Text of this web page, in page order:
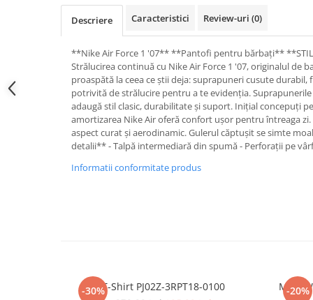
Descriere Caracteristici Review-uri (0)
**Nike Air Force 1 '07** **Pantofi pentru bărbați** **STIL
Strălucirea continuă cu Nike Air Force 1 '07, originalul de
proaspătă la ceea ce știi deja: suprapuneri cusute
potrivită de strălucire pentru a te evidenția.
adaugă stil clasic, durabilitate și suport. Inițial concepuți
amortizarea Nike Air oferă confort ușor pentru întreaga
aspect curat și aerodinamic. Gulerul căptușit se simte
detalii** - Talpă intermediară din spumă - Perforații pe
Informatii conformitate produs
-30%T-Shirt PJ02Z-3RPT18-0100
-20%
M